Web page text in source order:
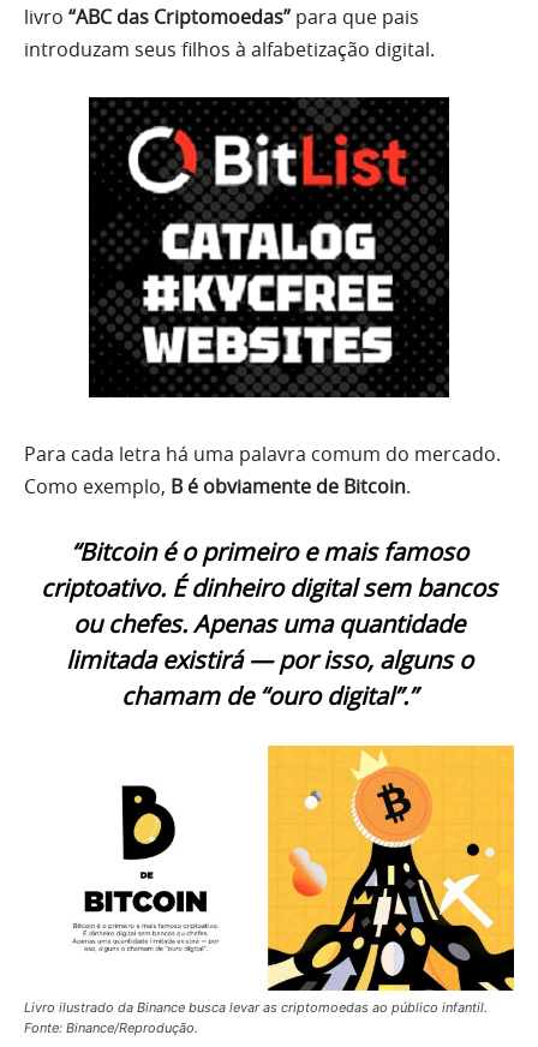
livro “ABC das Criptomoedas” para que pais
introduzam seus filhos à alfabetização digital.
Para cada letra há uma palavra comum do mercado.
Como exemplo, B é obviamente de Bitcoin.
“Bitcoin é o primeiro e mais famoso
criptoativo. É dinheiro digital sem bancos
ou chefes. Apenas uma quantidade
limitada existirá — por isso, alguns o
chamam de “ouro digital”.”
Livro ilustrado da Binance busca levar as criptomoedas ao público infantil.
Fonte: Binance/Reprodução.